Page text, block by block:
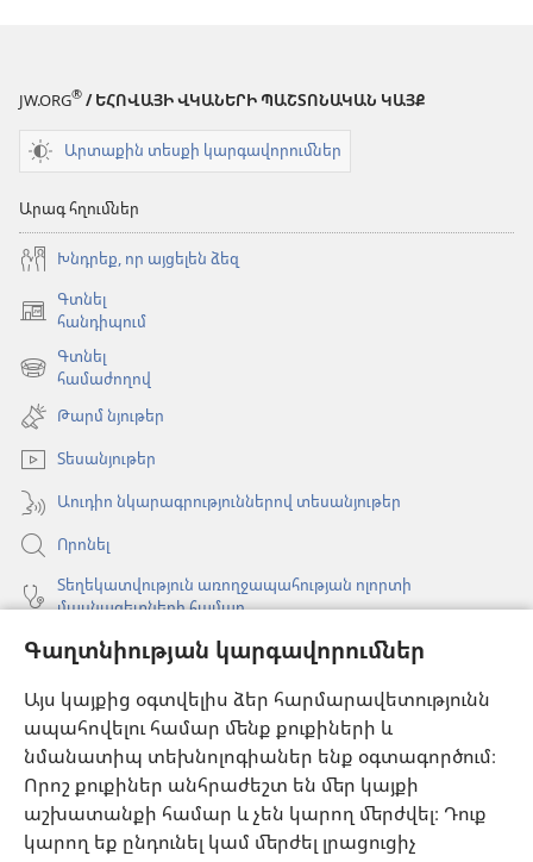
Գաղտնիության կարգավորումներ
Այս կայքից օգտվելիս ձեր հարմարավետությունն
ապահովելու համար մենք քուքիների և
նմանատիպ տեխնոլոգիաներ ենք օգտագործում։
Որոշ քուքիներ անհրաժեշտ են մեր կայքի
աշխատանքի համար և չեն կարող մերժվել։ Դուք
կարող եք ընդունել կամ մերժել լրացուցիչ
JW.ORG® / ԵՀՈՎԱՅԻ ՎԿԱՆԵՐԻ ՊԱՇՏՈՆԱԿԱՆ ԿԱՅՔ
Արտաքին տեսքի կարգավորումներ
Արագ հղումներ
Խնդրեք, որ այցելեն ձեզ
Գտնել
հանդիպում
(բացվում
նոր
պատուհան)
Գտնել
համաժողով
(բացվում
նոր
պատուհան)
Թարմ նյութեր
Տեսանյութեր
Աուդիո նկարագրություններով տեսանյութեր
Որոնել
Տեղեկատվություն առողջապահության ոլորտի
մասնագետների համար
Գլոբալ հաղորդակցություն
Օգնություն
Նվիրատվություններ
(բացվում
է
նոր
պատուհան)
Դիտարանի ՕՆԼԱՅՆ ԳՐԱԴԱՐԱՆ
(բացվում
է